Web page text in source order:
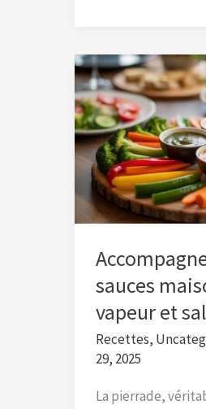
sauces
vapeur et
Recettes,
29, 2025
La pierrade,
Accompagnement
pierrade
:
sauces
maison,
légumes
vapeur
et
fraîches